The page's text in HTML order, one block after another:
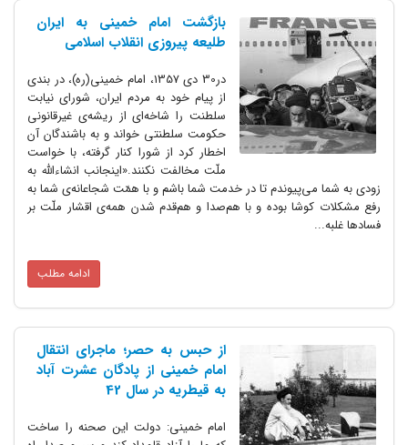
بازگشت امام خمینی به ایران
طلیعه پیروزی انقلاب اسلامی
در30 دی 1357، امام خمینی(ره)، در بندی
از پیام خود به مردم ایران، شورای نیابت
سلطنت را شاخه‌ای از ریشه‌ی غیرقانونی
حکومت سلطنتی خواند و به باشندگان آن
اخطار کرد از شورا کنار گرفته، با خواست
ملّت مخالفت نکنند.«اینجانب انشاءالله به
زودی به شما می‌پیوندم تا در خدمت شما باشم و با همّت شجاعانه‌ی شما به
رفع مشکلات کوشا بوده و با هم‌صدا و هم‌قدم شدن همه‌ی اقشار ملّت بر
فسادها غلبه...
ادامه مطلب
از حبس به حصر؛ ماجرای انتقال
امام خمینی از پادگان عشرت آباد
به قیطریه در سال 42
امام خمینی: دولت این صحنه را ساخت